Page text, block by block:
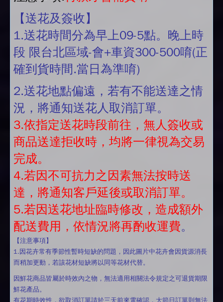
【送花及簽收】
1.送花時間分為早上09-5點。晚上時
段 限台北區域-會+車資300-500唷(正
確到貨時間.當日為準唷)
2.送花地點偏遠，若有不能送達之情
況，將通知送花人取消訂單。
3.依指定送花時段前往，無人簽收或
商品送達拒收時，均將一律視為交易
完成。
4.若因不可抗力之因素無法按時送
達，將通知客戶延後或取消訂單。
5.若因送花地址臨時修改，造成額外
配送費用，依情況將再酌收運費。
【注意事項】
1.因花卉常有季節性暫時短缺的問題，因此圖片中花卉會因貨源消長
而稍加更動，若該花材短缺將以同等花材代替。
因鮮花商品皆屬於時效內之物，無法適用相關法令規定之可退貨期限
鮮花產品。